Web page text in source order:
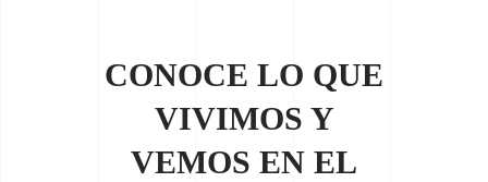
CONOCE LO QUE
VIVIMOS Y
VEMOS EN EL